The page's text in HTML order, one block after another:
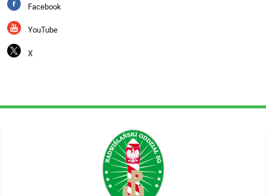
Facebook
YouTube
X